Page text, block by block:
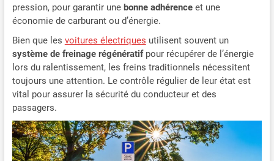
pression, pour garantir une bonne adhérenceet une
économie de carburant ou d’énergie.
Bien que les voitures électriques utilisent souvent un
système de freinage régénératifpour récupérer de l’énergie
lors du ralentissement, les freins traditionnels nécessitent
toujours une attention. Le contrôle régulier de leur état est
vital pour assurer la sécurité du conducteur et des
passagers.